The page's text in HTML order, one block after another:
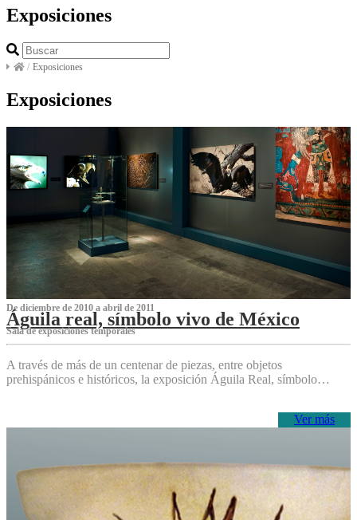
Exposiciones
/ Exposiciones
Exposiciones
De diciembre de 2010 a abril de 2011
Águila real, símbolo vivo de México
Sala de exposiciones temporales
A través de más de un centenar de piezas, entre objetos
prehispánicos e históricos, la exposición Águila Real, símbolo…
Ver más